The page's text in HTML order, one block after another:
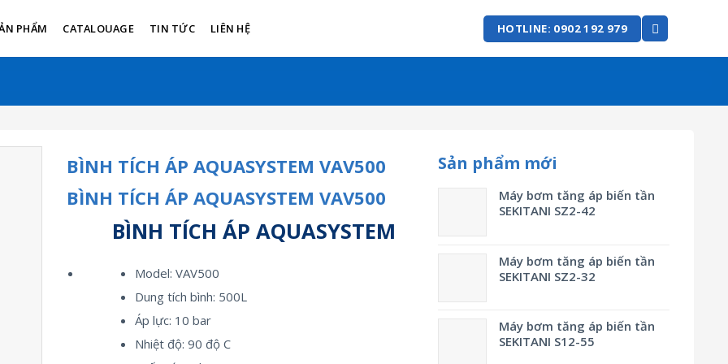
PHẨM CATALOUAGE TIN TỨC LIÊN HỆ HOTLINE: 0902 192 979
Sản phẩm mới
Máy bơm tăng áp biến tần
SEKITANI SZ2-42
Máy bơm tăng áp biến tần
SEKITANI SZ2-32
Máy bơm tăng áp biến tần
SEKITANI S12-55
BÌNH TÍCH ÁP AQUASYSTEM VAV500
BÌNH TÍCH ÁP AQUASYSTEM VAV500
BÌNH TÍCH ÁP AQUASYSTEM
Model: VAV500
Dung tích bình: 500L
Áp lực: 10 bar
Nhiệt độ: 90 độ C